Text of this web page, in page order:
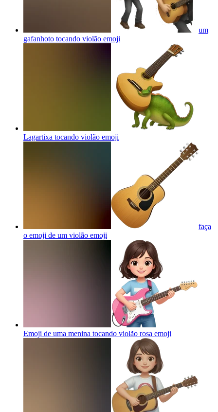
um
gafanhoto tocando violão emoji
Lagartixa tocando violão emoji
faça
o emoji de um violão emoji
Emoji de uma menina tocando violão rosa emoji